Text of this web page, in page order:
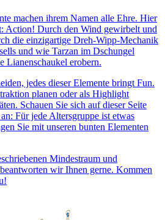
machen ihrem Namen alle Ehre. Hier
Action! Durch den Wind gewirbelt und
die einzigartige Dreh-Wipp-Mechanik
und wie Tarzan im Dschungel
Lianenschaukel erobern.
jedes dieser Elemente bringt Fun.
planen oder als Highlight
Schauen Sie sich auf dieser Seite
Für jede Altersgruppe ist etwas
Sie mit unseren bunten Elementen
Mindestraum und
wir Ihnen gerne. Kommen